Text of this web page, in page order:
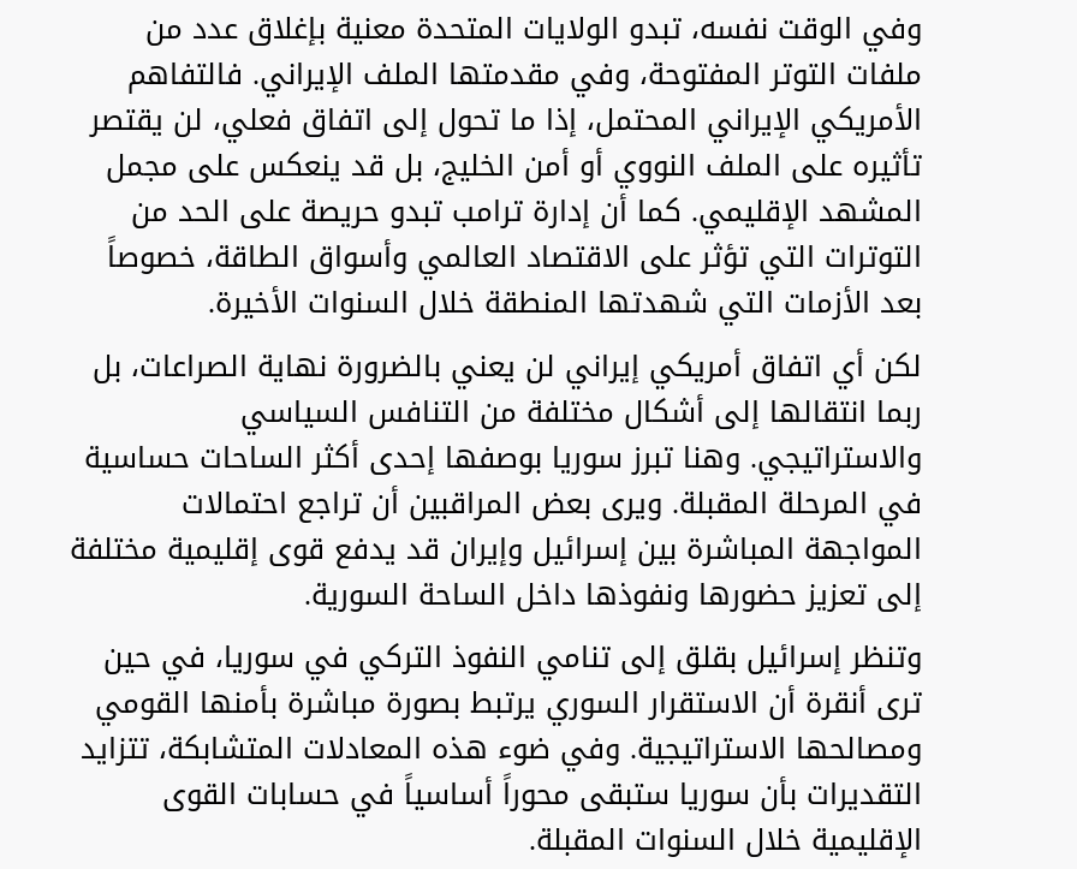
‏وفي الوقت نفسه، تبدو الولايات المتحدة معنية بإغلاق عدد من
ملفات التوتر المفتوحة، وفي مقدمتها الملف الإيراني. فالتفاهم
الأمريكي الإيراني المحتمل، إذا ما تحول إلى اتفاق فعلي، لن يقتصر
تأثيره على الملف النووي أو أمن الخليج، بل قد ينعكس على مجمل
المشهد الإقليمي. كما أن إدارة ترامب تبدو حريصة على الحد من
التوترات التي تؤثر على الاقتصاد العالمي وأسواق الطاقة، خصوصاً
بعد الأزمات التي شهدتها المنطقة خلال السنوات الأخيرة.
‏لكن أي اتفاق أمريكي إيراني لن يعني بالضرورة نهاية الصراعات، بل
ربما انتقالها إلى أشكال مختلفة من التنافس السياسي
والاستراتيجي. وهنا تبرز سوريا بوصفها إحدى أكثر الساحات حساسية
في المرحلة المقبلة. ويرى بعض المراقبين أن تراجع احتمالات
المواجهة المباشرة بين إسرائيل وإيران قد يدفع قوى إقليمية مختلفة
إلى تعزيز حضورها ونفوذها داخل الساحة السورية.
‏وتنظر إسرائيل بقلق إلى تنامي النفوذ التركي في سوريا، في حين
ترى أنقرة أن الاستقرار السوري يرتبط بصورة مباشرة بأمنها القومي
ومصالحها الاستراتيجية. وفي ضوء هذه المعادلات المتشابكة، تتزايد
التقديرات بأن سوريا ستبقى محوراً أساسياً في حسابات القوى
الإقليمية خلال السنوات المقبلة.